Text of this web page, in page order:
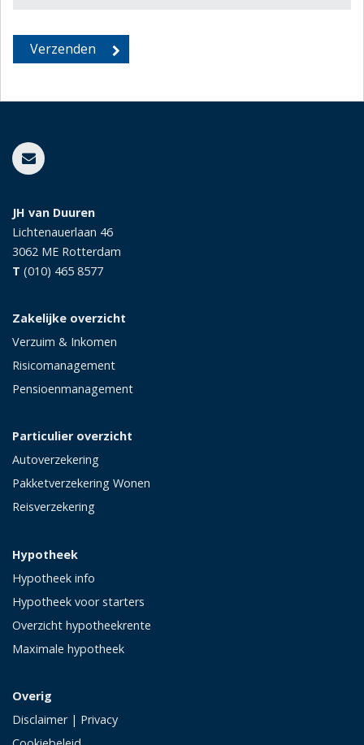
JH van Duuren
Lichtenauerlaan 46
3062 ME Rotterdam
T (010) 465 8577
Zakelijke overzicht
Verzuim & Inkomen
Risicomanagement
Pensioenmanagement
Particulier overzicht
Autoverzekering
Pakketverzekering Wonen
Reisverzekering
Hypotheek
Hypotheek info
Hypotheek voor starters
Overzicht hypotheekrente
Maximale hypotheek
Overig
Disclaimer| Privacy